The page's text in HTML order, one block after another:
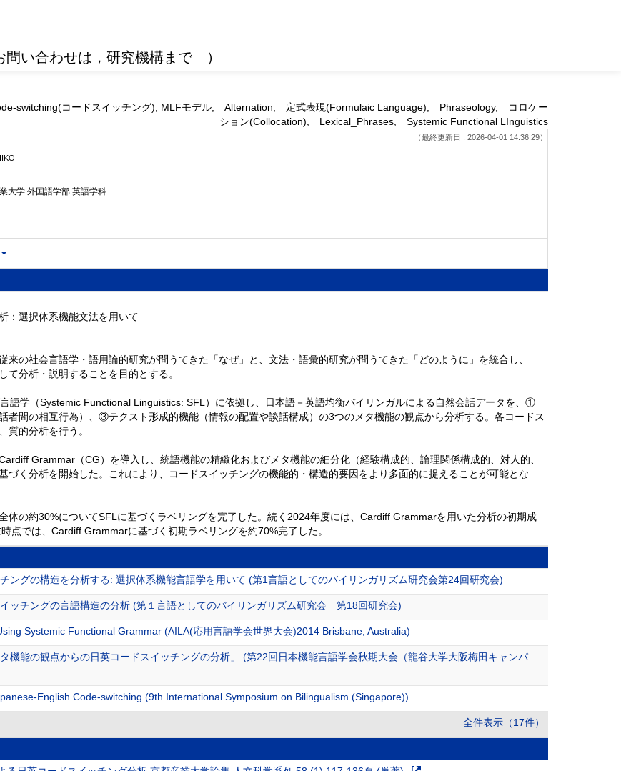
問い合わせは，研究機構まで ）
switching(コードスイッチング), MLFモデル, Alternation, 定式表現(Formulaic Language), Phraseology, コロケー
ション(Collocation), Lexical_Phrases, Systemic Functional LInguistics
（最終更新日 : 2026-04-01 14:36:29）
大学 外国語学部 英語学科
：選択体系機能文法を用いて
の社会言語学・語用論的研究が問うてきた「なぜ」と、文法・語彙的研究が問うてきた「どのように」を統合し、
て分析・説明することを目的とする。
語学（Systemic Functional Linguistics: SFL）に依拠し、日本語－英語均衡バイリンガルによる自然会話データを、①
間の相互行為）、③テクスト形成的機能（情報の配置や談話構成）の3つのメタ機能の観点から分析する。各コードス
質的分析を行う。
Grammar（CG）を導入し、統語機能の精緻化およびメタ機能の細分化（経験構成的、論理関係構成的、対人的、
づく分析を開始した。これにより、コードスイッチングの機能的・構造的要因をより多面的に捉えることが可能とな
体の約30%についてSFLに基づくラベリングを完了した。続く2024年度には、Cardiff Grammarを用いた分析の初期成
点では、Cardiff Grammarに基づく初期ラベリングを約70%完了した。
ングの構造を分析する: 選択体系機能言語学を用いて (第1言語としてのバイリンガリズム研究会第24回研究会)
ッチングの言語構造の分析 (第１言語としてのバイリンガリズム研究会 第18回研究会)
Systemic Functional Grammar (AILA(応用言語学会世界大会)2014 Brisbane, Australia)
機能の観点からの日英コードスイッチングの分析」 (第22回日本機能言語学会秋期大会（龍谷大学大阪梅田キャンパ
English Code-switching (9th International Symposium on Bilingualism (Singapore))
全件表示（17件）